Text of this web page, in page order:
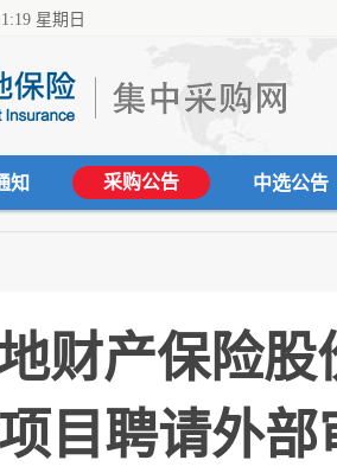
星期日
知 采购公告 中选公告
财产保险
目聘请外